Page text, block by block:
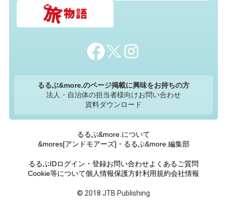
るるぶ&more.のページ掲載に興味をお持ちの方
法人・自治体の担当者様向けお問い合わせ
資料ダウンロード
るるぶ&more.について
&mores[アンドモアーズ]・るるぶ&more.編集部
るるぶIDログイン・登録お問い合わせよくあるご質問
Cookie等について個人情報保護方針利用規約会社情報
© 2018 JTB Publishing